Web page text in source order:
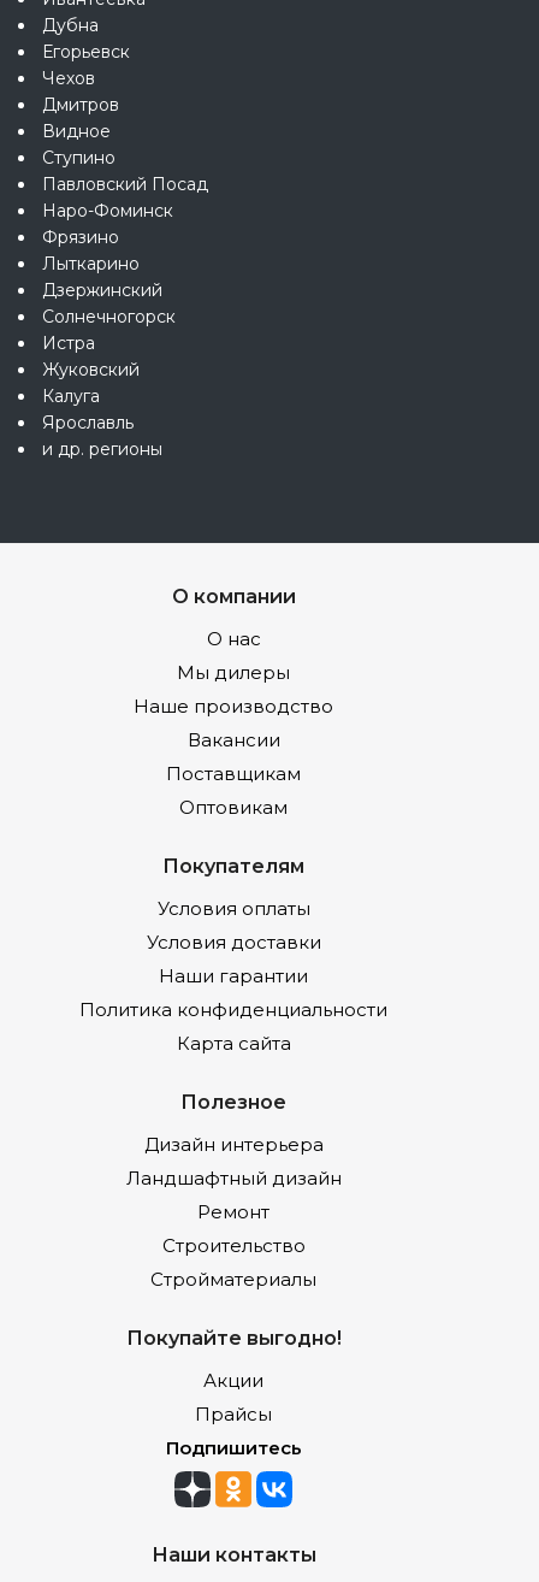
Дубна
Егорьевск
Чехов
Дмитров
Видное
Ступино
Павловский Посад
Наро-Фоминск
Фрязино
Лыткарино
Дзержинский
Солнечногорск
Истра
Жуковский
Калуга
Ярославль
и др. регионы
О компании
О нас
Мы дилеры
Наше производство
Вакансии
Поставщикам
Оптовикам
Покупателям
Условия оплаты
Условия доставки
Наши гарантии
Политика конфиденциальности
Карта сайта
Полезное
Дизайн интерьера
Ландшафтный дизайн
Ремонт
Строительство
Стройматериалы
Покупайте выгодно!
Акции
Прайсы
Подпишитесь
Наши контакты